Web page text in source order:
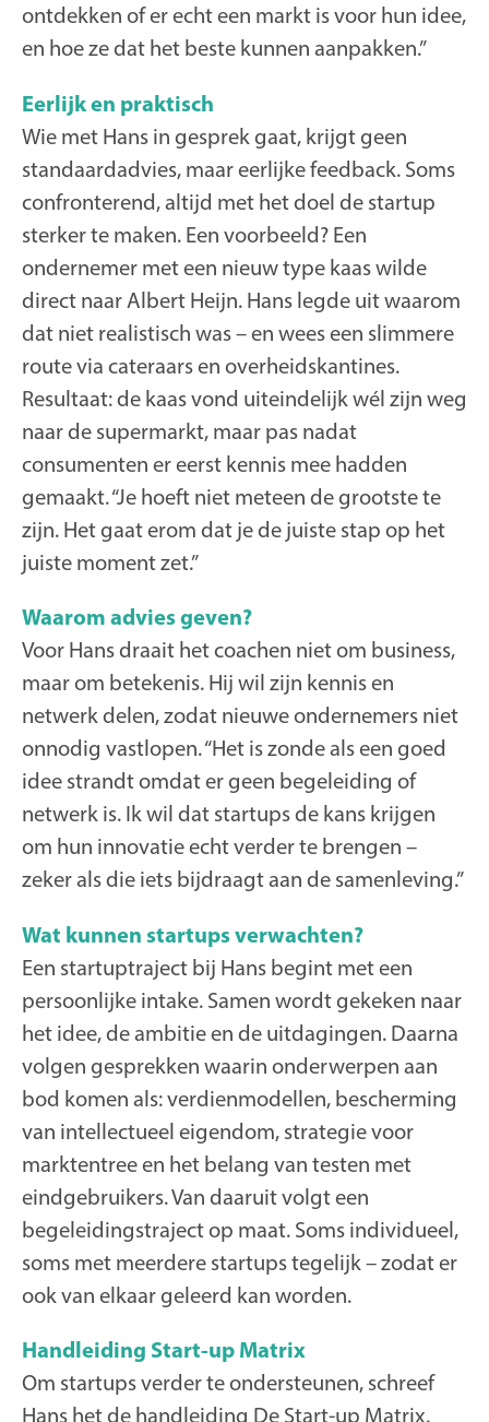
ontdekken of er echt een markt is voor hun idee,
en hoe ze dat het beste kunnen aanpakken.”
Eerlijk en praktisch
Wie met Hans in gesprek gaat, krijgt geen
standaardadvies, maar eerlijke feedback. Soms
confronterend, altijd met het doel de startup
sterker te maken. Een voorbeeld? Een
ondernemer met een nieuw type kaas wilde
direct naar Albert Heijn. Hans legde uit waarom
dat niet realistisch was – en wees een slimmere
route via cateraars en overheidskantines.
Resultaat: de kaas vond uiteindelijk wél zijn weg
naar de supermarkt, maar pas nadat
consumenten er eerst kennis mee hadden
gemaakt. “Je hoeft niet meteen de grootste te
zijn. Het gaat erom dat je de juiste stap op het
juiste moment zet.”
Waarom advies geven?
Voor Hans draait het coachen niet om business,
maar om betekenis. Hij wil zijn kennis en
netwerk delen, zodat nieuwe ondernemers niet
onnodig vastlopen. “Het is zonde als een goed
idee strandt omdat er geen begeleiding of
netwerk is. Ik wil dat startups de kans krijgen
om hun innovatie echt verder te brengen –
zeker als die iets bijdraagt aan de samenleving.”
Wat kunnen startups verwachten?
Een startuptraject bij Hans begint met een
persoonlijke intake. Samen wordt gekeken naar
het idee, de ambitie en de uitdagingen. Daarna
volgen gesprekken waarin onderwerpen aan
bod komen als: verdienmodellen, bescherming
van intellectueel eigendom, strategie voor
marktentree en het belang van testen met
eindgebruikers. Van daaruit volgt een
begeleidingstraject op maat. Soms individueel,
soms met meerdere startups tegelijk – zodat er
ook van elkaar geleerd kan worden.
Handleiding Start-up Matrix
Om startups verder te ondersteunen, schreef
Hans het de handleiding De Start-up Matrix.